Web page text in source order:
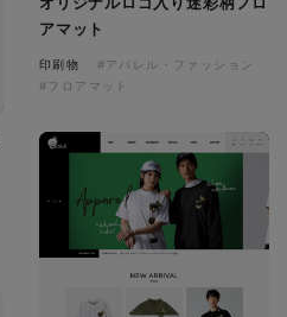
アマット
印刷物
#アパレル・ファッション
#フロアマット